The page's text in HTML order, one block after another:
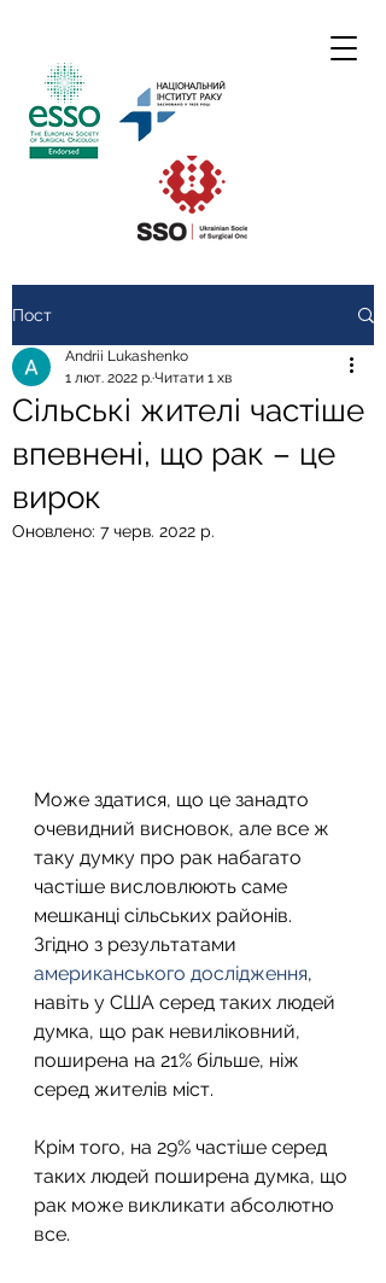
Пост
Сільські жителі частіше
впевнені, що рак – це
вирок
Andrii Lukashenko
1 лют. 2022 р.Читати 1 хв
Оновлено: 7 черв. 2022 р.
Може здатися, що це занадто
очевидний висновок, але все ж
таку думку про рак набагато
частіше висловлюють саме
мешканці сільських районів.
Згідно з результатами
американського дослідження,
навіть у США серед таких людей
думка, що рак невиліковний,
поширена на 21% більше, ніж
серед жителів міст.
Крім того, на 29% частіше серед
таких людей поширена думка, що
рак може викликати абсолютно
все.